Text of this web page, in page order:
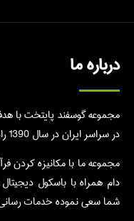
درباره ما
مجموعه گوسفند پایتخت با
در سراسر ایران در سال 1390 راه اندازی گردید.
مجموعه ما با مکانیزه کردن
دام همراه با باسکول
شما سعی نموده خدمات رسانی